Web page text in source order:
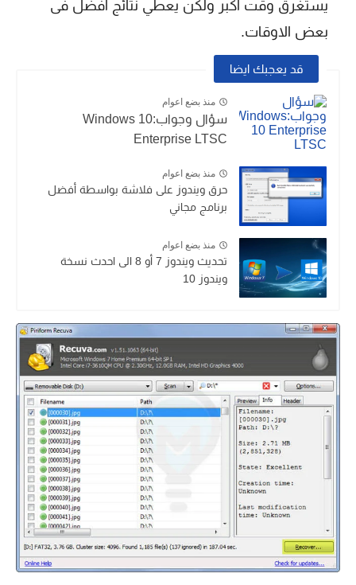
يستغرق وقت اكبر ولكن يعطي نتائج افضل فى
بعض الاوقات.
قد يعجبك ايضا
منذ بضع اعوام
سؤال وجواب:Windows 10
Enterprise LTSC
منذ بضع اعوام
حرق ويندوز على فلاشة بواسطة أفضل
برنامج مجاني
منذ بضع اعوام
تحديث ويندوز 7 أو 8 الى احدث نسخة
ويندوز 10